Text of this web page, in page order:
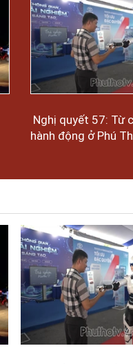
Nghị quyết 57: Từ
hành động ở Phú